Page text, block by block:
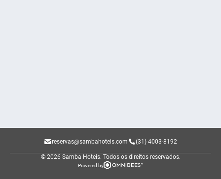
reservas@sambahoteis.com (31) 4003-8192
© 2026 Samba Hoteis. Todos os direitos reservados.
Powered by